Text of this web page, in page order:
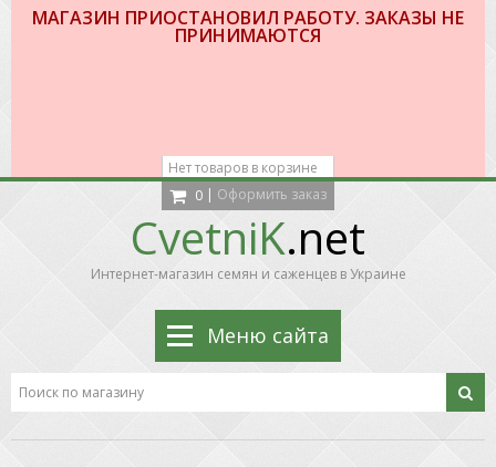
МАГАЗИН ПРИОСТАНОВИЛ РАБОТУ. ЗАКАЗЫ НЕ
ПРИНИМАЮТСЯ
Нет товаров в корзине
0 | Оформить заказ
CvetniK.net
Интернет-магазин семян и саженцев в Украине
Меню сайта